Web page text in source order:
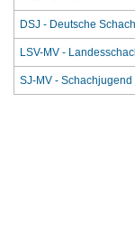
DSJ - Deutsche
LSV-MV -
SJ-MV -